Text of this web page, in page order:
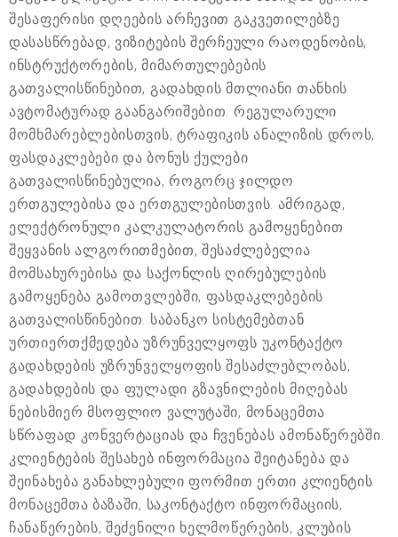
შესაფერისი დღეების არჩევით გაკვეთილებზე
დასასწრებად, ვიზიტების შერჩეული რაოდენობის,
ინსტრუქტორების, მიმართულებების
გათვალისწინებით, გადახდის მთლიანი თანხის
ავტომატურად გაანგარიშებით. რეგულარული
მომხმარებლებისთვის, ტრაფიკის ანალიზის დროს,
ფასდაკლებები და ბონუს ქულები
გათვალისწინებულია, როგორც ჯილდო
ერთგულებისა და ერთგულებისთვის. ამრიგად,
ელექტრონული კალკულატორის გამოყენებით
შეყვანის ალგორითმებით, შესაძლებელია
მომსახურებისა და საქონლის ღირებულების
გამოყენება გამოთვლებში, ფასდაკლებების
გათვალისწინებით. საბანკო სისტემებთან
ურთიერთქმედება უზრუნველყოფს უკონტაქტო
გადახდების უზრუნველყოფის შესაძლებლობას,
გადახდების და ფულადი გზავნილების მიღებას
ნებისმიერ მსოფლიო ვალუტაში, მონაცემთა
სწრაფად კონვერტაციას და ჩვენებას ამონაწერებში.
კლიენტების შესახებ ინფორმაცია შეიტანება და
შეინახება განახლებული ფორმით ერთი კლიენტის
მონაცემთა ბაზაში, საკონტაქტო ინფორმაციის,
ჩანაწერების, შეძენილი ხელმოწერების, კლუბის